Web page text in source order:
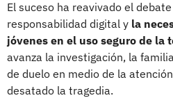
El suceso ha reavivado el
responsabilidad digital y la
jóvenes en el uso seguro de la
avanza la investigación, la
de duelo en medio de la
desatado la tragedia.